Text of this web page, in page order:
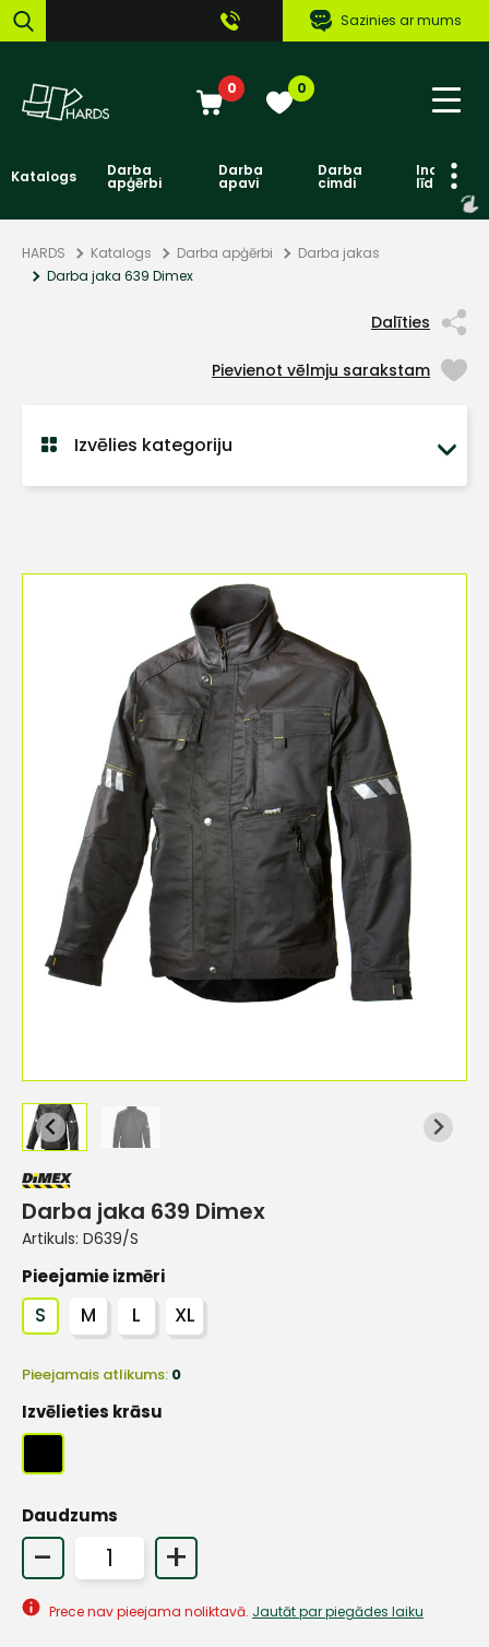
Sazinies ar mums
0 0
Katalogs Darba
apģērbi
Darba
apavi
Darba
cimdi līdzekļi
HARDS Katalogs Darba apģērbi
Darba jakas
Darba jaka 639 Dimex
Dalīties
Pievienot vēlmju sarakstam
Izvēlies kategoriju
Darba jaka 639 Dimex
Artikuls: D639/S
Pieejamie izmēri
S M L XL
Pieejamais atlikums: 0
Izvēlieties krāsu
Daudzums
- +
Prece nav pieejama noliktavā. Jautāt par piegādes laiku
Sazinies
+